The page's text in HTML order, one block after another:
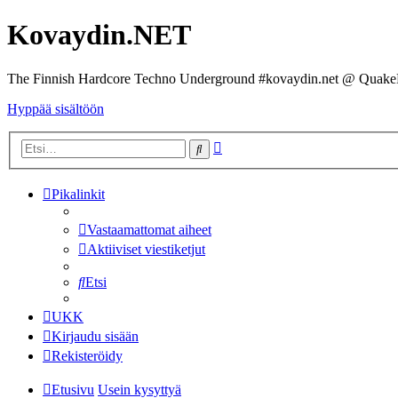
Kovaydin.NET
The Finnish Hardcore Techno Underground #kovaydin.net @
Hyppää sisältöön
Etsi
Pikalinkit
Vastaamattomat aiheet
Aktiiviset viestiketjut
Etsi
UKK
Kirjaudu sisään
Rekisteröidy
Etusivu Usein kysyttyä